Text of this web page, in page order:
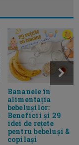
Bananele în
alimentația
bebelușilor:
Beneficii și 29
idei de rețete
pentru bebeluși &
copilași